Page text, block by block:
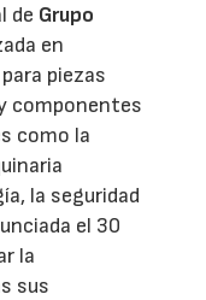
de Grupo
en
piezas
componentes
como la
la seguridad
el 30
la
sus